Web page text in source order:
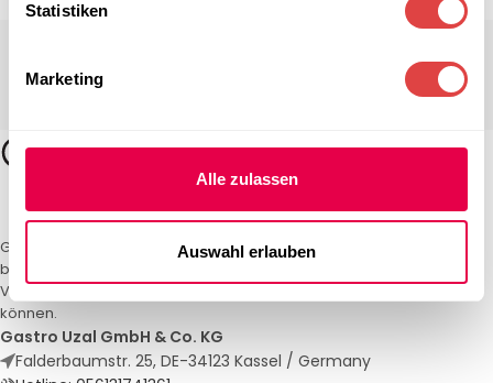
Statistiken
Marketing
Alle zulassen
Auswahl erlauben
Gastro Uzal – Ihr Spezialist für Gastronomiemöbel und -textilien. Wir
bieten maßgeschneiderte Lösungen für Restaurants, Hotels und
Veranstaltungen. Qualität und Service, auf die Sie sich verlassen
können.
Gastro Uzal GmbH & Co. KG
Falderbaumstr. 25, DE-34123 Kassel / Germany